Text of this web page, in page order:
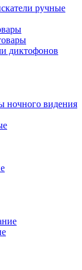
ручные
диктофонов
ночного видения